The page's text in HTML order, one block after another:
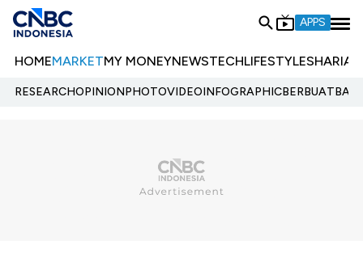
APPS
HOMEMARKETMY MONEYNEWSTECHLIFESTYLESHARIA
RESEARCHOPINIONPHOTOVIDEOINFOGRAPHIC